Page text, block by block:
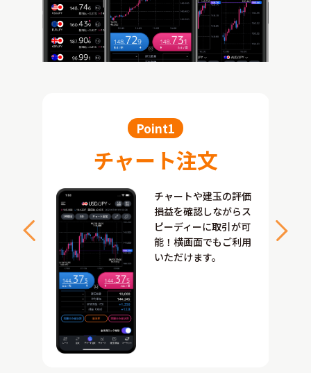
す。
Point1
チャート注文
チャートや建玉の評価
損益を確認しながらス
ピーディーに取引が可
能！横画面でもご利用
いただけます。